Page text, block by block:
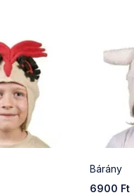
Bárány
6900 Ft